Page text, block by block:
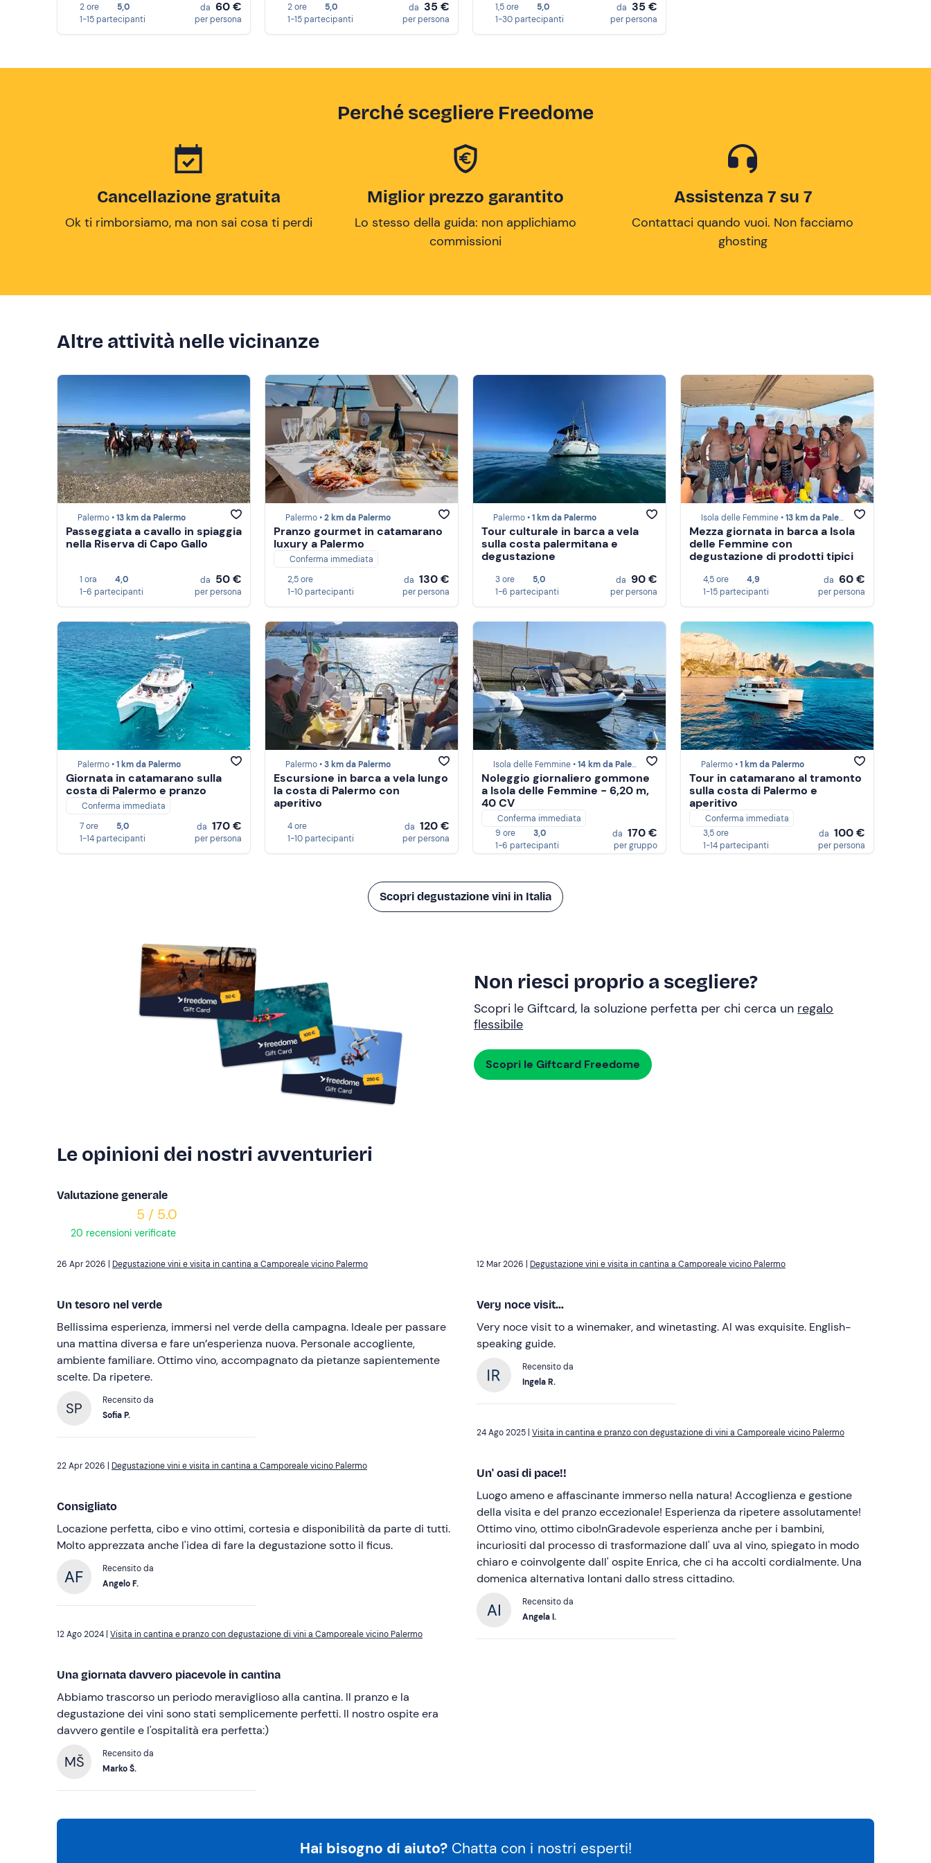
2 ore
5,0
1-15 partecipanti
da 60 €
per persona
2 ore
5,0
1-15 partecipanti
da 35 €
per persona
1,5 ore
5,0
1-30 partecipanti
da 35 €
per persona
Perché scegliere Freedome
Cancellazione gratuita
Ok ti rimborsiamo, ma non sai cosa ti perdi
Miglior prezzo garantito
Lo stesso della guida: non applichiamo
commissioni
Assistenza 7 su 7
Contattaci quando vuoi. Non facciamo
ghosting
Altre attività nelle vicinanze
Palermo •13 km da Palermo
Passeggiata a cavallo in spiaggia
nella Riserva di Capo Gallo
1 ora
4,0
1-6 partecipanti
da 50 €
per persona
Palermo •2 km da Palermo
Pranzo gourmet in catamarano
luxury a Palermo
Conferma immediata
2,5 ore
1-10 partecipanti
da 130 €
per persona
Palermo •1 km da Palermo
Tour culturale in barca a vela
sulla costa palermitana e
degustazione
3 ore
5,0
1-6 partecipanti
da 90 €
per persona
Isola delle Femmine •13 km da Palermo
Mezza giornata in barca a Isola
delle Femmine con
degustazione di prodotti tipici
4,5 ore
4,9
1-15 partecipanti
da 60 €
per persona
Palermo •1 km da Palermo
Giornata in catamarano sulla
costa di Palermo e pranzo
Conferma immediata
7 ore
5,0
1-14 partecipanti
da 170 €
per persona
Palermo •3 km da Palermo
Escursione in barca a vela lungo
la costa di Palermo con
aperitivo
4 ore
1-10 partecipanti
da 120 €
per persona
Isola delle Femmine •14 km da Palermo
Noleggio giornaliero gommone
a Isola delle Femmine - 6,20 m,
40 CV
Conferma immediata
9 ore
3,0
1-6 partecipanti
da 170 €
per gruppo
Palermo •1 km da Palermo
Tour in catamarano al tramonto
sulla costa di Palermo e
aperitivo
Conferma immediata
3,5 ore
1-14 partecipanti
da 100 €
per persona
Scopri degustazione vini in Italia
Non riesci proprio a scegliere?
Scopri le Giftcard, la soluzione perfetta per chi cerca un regalo
flessibile
Scopri le Giftcard Freedome
Le opinioni dei nostri avventurieri
Valutazione generale
5 / 5.0
20 recensioni verificate
Degustazione vini e visita in cantina a Camporeale vicino Palermo
Un tesoro nel verde
Bellissima esperienza, immersi nel verde della campagna. Ideale per passare
una mattina diversa e fare un’esperienza nuova. Personale accogliente,
ambiente familiare. Ottimo vino, accompagnato da pietanze sapientemente
scelte. Da ripetere.
SP
Recensito da
Sofia P.
Degustazione vini e visita in cantina a Camporeale vicino Palermo
Consigliato
Locazione perfetta, cibo e vino ottimi, cortesia e disponibilità da parte di tutti.
Molto apprezzata anche l'idea di fare la degustazione sotto il ficus.
Recensito da
Angelo F.
Visita in cantina e pranzo con degustazione di vini a Camporeale vicino Palermo
Una giornata davvero piacevole in cantina
Abbiamo trascorso un periodo meraviglioso alla cantina. Il pranzo e la
degustazione dei vini sono stati semplicemente perfetti. Il nostro ospite era
davvero gentile e l'ospitalità era perfetta:)
MŠ
Recensito da
Marko Š.
Degustazione vini e visita in cantina a Camporeale vicino Palermo
Very noce visit...
Very noce visit to a winemaker, and winetasting. Al was exquisite. English-
speaking guide.
Recensito da
Ingela R.
Visita in cantina e pranzo con degustazione di vini a Camporeale vicino Palermo
Un' oasi di pace!!
Luogo ameno e affascinante immerso nella natura! Accoglienza e gestione
della visita e del pranzo eccezionale! Esperienza da ripetere assolutamente!
Ottimo vino, ottimo cibo!nGradevole esperienza anche per i bambini,
incuriositi dal processo di trasformazione dall' uva al vino, spiegato in modo
chiaro e coinvolgente dall' ospite Enrica, che ci ha accolti cordialmente. Una
domenica alternativa lontani dallo stress cittadino.
Recensito da
Angela I.
Hai bisogno di aiuto? Chatta con i nostri esperti!